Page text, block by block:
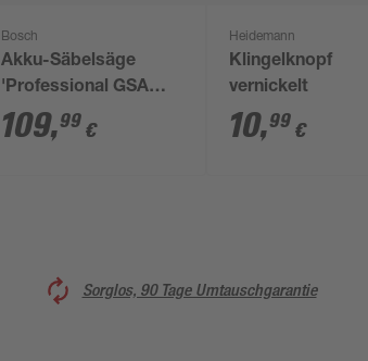
Bosch
Akku-Säbelsäge
'Professional GSA
12V-14' 12 V ohne
Akku, 3000 r/min
109,99 €
Heidemann
Klingelknopf
vernickelt
10,99 €
Sorglos, 90 Tage Umtauschgarantie